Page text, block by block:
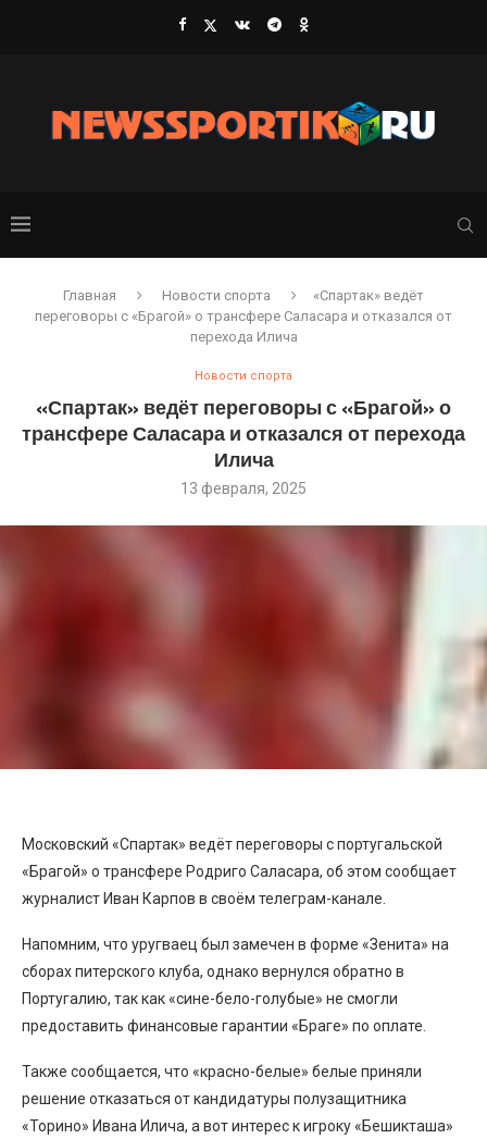
Главная Новости спорта
«Спартак» ведёт
переговоры с «Брагой» о трансфере Саласара и отказался от
перехода Илича
Новости спорта
«Спартак» ведёт переговоры с «Брагой» о
трансфере Саласара и отказался от перехода
Илича
13 февраля, 2025
Московский «Спартак» ведёт переговоры с португальской
«Брагой» о трансфере Родриго Саласара, об этом сообщает
журналист Иван Карпов в своём телеграм-канале.
Напомним, что уругваец был замечен в форме «Зенита» на
сборах питерского клуба, однако вернулся обратно в
Португалию, так как «сине-бело-голубые» не смогли
предоставить финансовые гарантии «Браге» по оплате.
Также сообщается, что «красно-белые» белые приняли
решение отказаться от кандидатуры полузащитника
«Торино» Ивана Илича, а вот интерес к игроку «Бешикташа»